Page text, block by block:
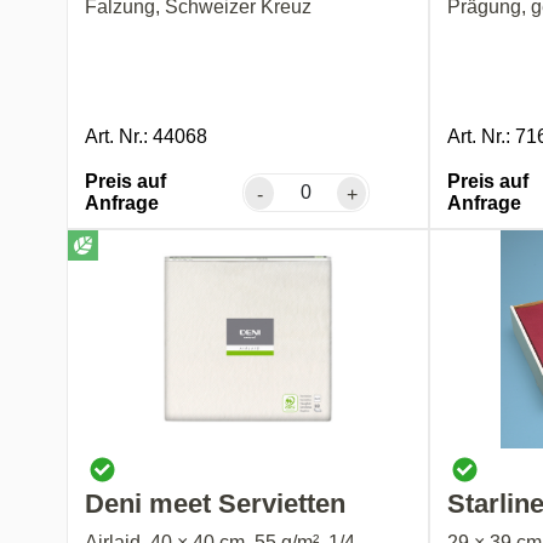
Falzung, Schweizer Kreuz
Art. Nr.: 44068
Preis auf
Anfrage
- +
Prägung,
Art. Nr.:
Preis auf
Anfrage
Deni meet Servietten